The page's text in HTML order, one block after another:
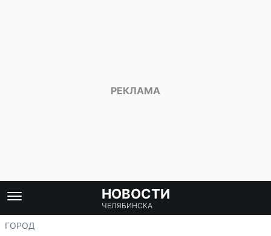
НОВОСТИ
ЧЕЛЯБИНСКА
ГОРОД